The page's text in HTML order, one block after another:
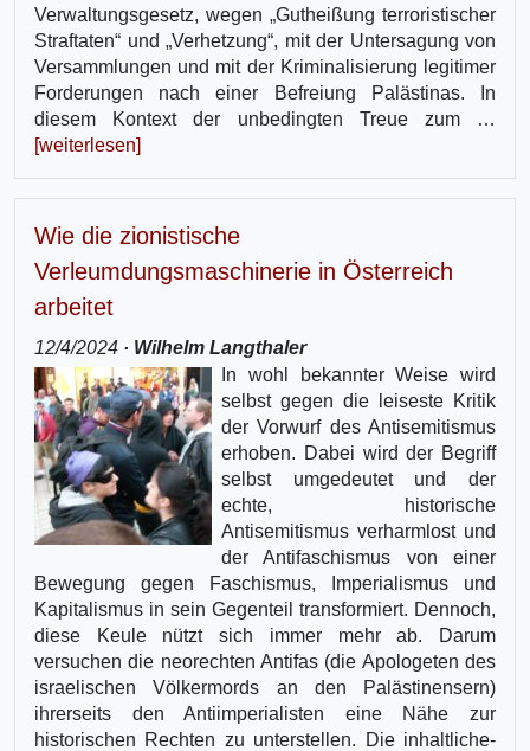
Verwaltungsgesetz, wegen „Gutheißung terroristischer
Straftaten“ und „Verhetzung“, mit der Untersagung von
Versammlungen und mit der Kriminalisierung legitimer
Forderungen nach einer Befreiung Palästinas. In
diesem Kontext der unbedingten Treue zum …
[weiterlesen]
Wie die zionistische
Verleumdungsmaschinerie in Österreich
arbeitet
12/4/2024 · Wilhelm Langthaler
In wohl bekannter Weise wird
selbst gegen die leiseste Kritik
der Vorwurf des Antisemitismus
erhoben. Dabei wird der Begriff
selbst umgedeutet und der
echte, historische
Antisemitismus verharmlost und
der Antifaschismus von einer
Bewegung gegen Faschismus, Imperialismus und
Kapitalismus in sein Gegenteil transformiert. Dennoch,
diese Keule nützt sich immer mehr ab. Darum
versuchen die neorechten Antifas (die Apologeten des
israelischen Völkermords an den Palästinensern)
ihrerseits den Antiimperialisten eine Nähe zur
historischen Rechten zu unterstellen. Die inhaltliche-